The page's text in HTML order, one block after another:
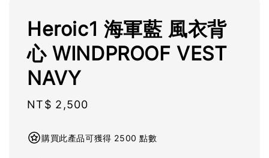
Heroic1 海軍藍 風衣背
心 WINDPROOF VEST
NAVY
Regular
NT$ 2,500
購買此產品可獲得 2500 點數